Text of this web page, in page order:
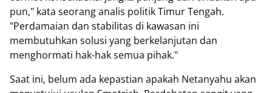
pun," kata seorang analis politik Timur Tengah.
"Perdamaian dan stabilitas di kawasan ini
membutuhkan solusi yang berkelanjutan dan
menghormati hak-hak semua pihak."
Saat ini, belum ada kepastian apakah Netanyahu akan